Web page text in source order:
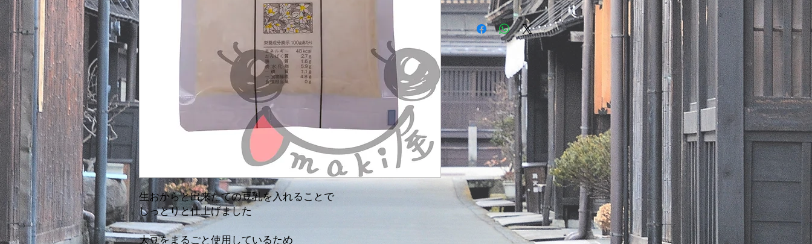
生おからと出来たての豆乳を入れることで
しっとりと仕上げました
大豆をまるごと使用しているため
Okara (getrocknete Sojaschnetzel)
Netto: 200g
Zutaten:SOJA
Nährwerte / 栄養表示 pro 100 g
Energie / 熱量 200.8kJ/ 46kcal
Fett / 脂肪 < 1.6g
- davon gesättigte Fettsäuren /
飽和脂肪酸
0.4g
Kohlenhydrate / 炭水化物 5.9g
- davon Zucker / 糖 1.1g